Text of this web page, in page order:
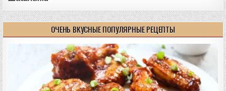
ОЧЕНЬ ВКУСНЫЕ ПОПУЛЯРНЫЕ РЕЦЕПТЫ